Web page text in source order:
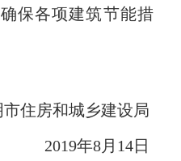
保各项建筑节能措
市住房和城乡建设局
2019年8月14日